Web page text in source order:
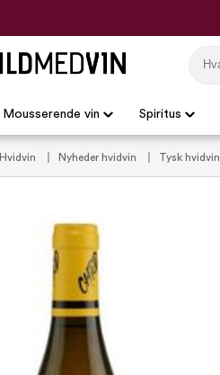
Mousserende vin Spiritus
Hvidvin Nyheder hvidvin Tysk hvidvin